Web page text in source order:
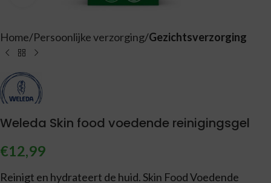
Home Persoonlijke verzorging Gezichtsverzorging
Weleda Skin food voedende reinigingsgel
€12,99
Reinigt en hydrateert de huid. Skin Food Voedende